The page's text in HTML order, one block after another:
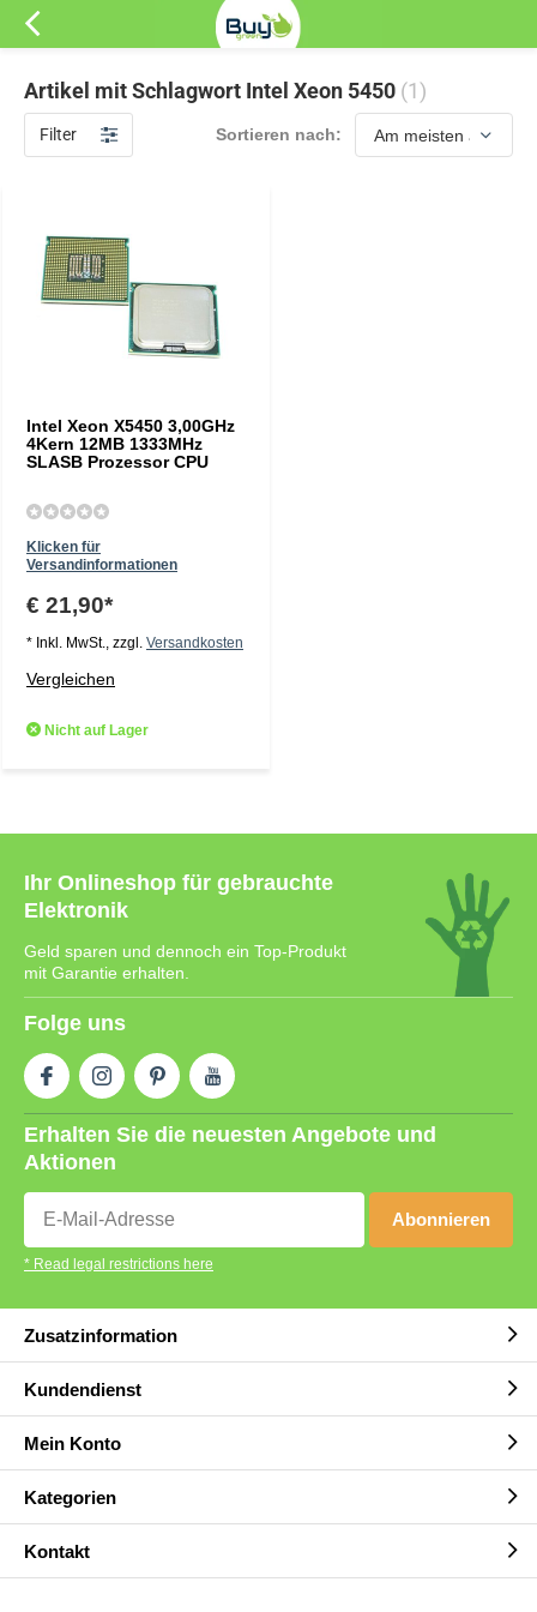
Artikel mit Schlagwort Intel Xeon 5450 (1)
Filter Sortieren nach:
Intel Xeon X5450 3,00GHz
4Kern 12MB 1333MHz
SLASB Prozessor CPU
Klicken für
Versandinformationen
€ 21,90*
* Inkl. MwSt., zzgl. Versandkosten
Vergleichen
Nicht auf Lager
Ihr Onlineshop für gebrauchte
Elektronik
Geld sparen und dennoch ein Top-Produkt
mit Garantie erhalten.
Folge uns
Erhalten Sie die neuesten Angebote und
Aktionen
Abonnieren
* Read legal restrictions here
Zusatzinformation
Kundendienst
Mein Konto
Kategorien
Kontakt